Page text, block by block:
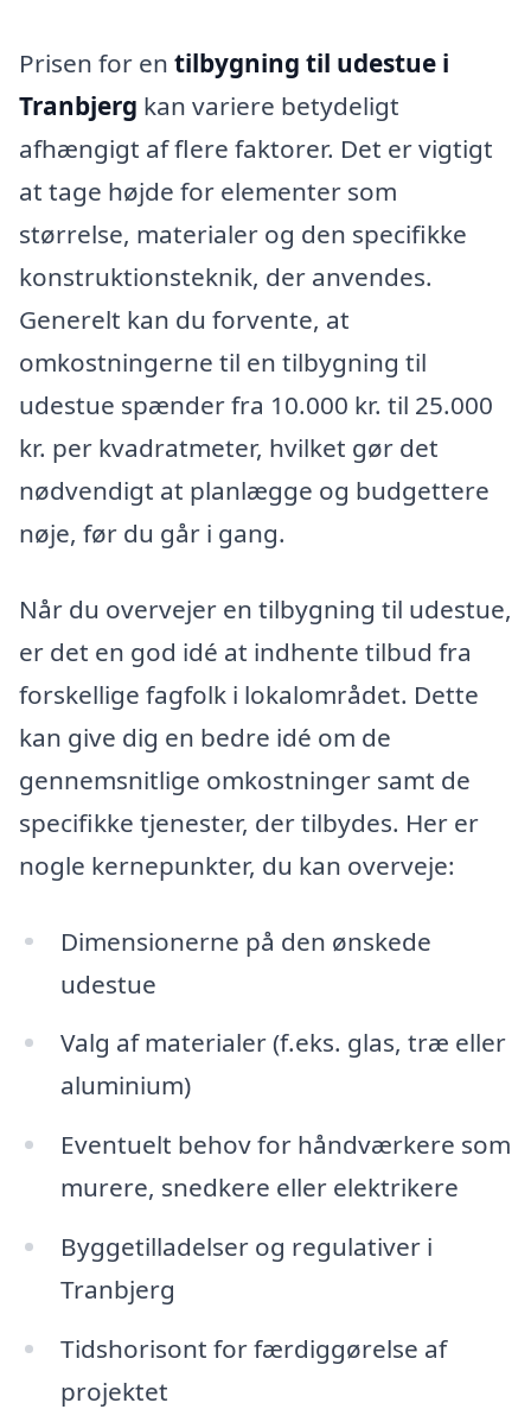
Prisen for en tilbygning til udestue i
Tranbjerg kan variere betydeligt
afhængigt af flere faktorer. Det er vigtigt
at tage højde for elementer som
størrelse, materialer og den specifikke
konstruktionsteknik, der anvendes.
Generelt kan du forvente, at
omkostningerne til en tilbygning til
udestue spænder fra 10.000 kr. til 25.000
kr. per kvadratmeter, hvilket gør det
nødvendigt at planlægge og budgettere
nøje, før du går i gang.
Når du overvejer en tilbygning til udestue,
er det en god idé at indhente tilbud fra
forskellige fagfolk i lokalområdet. Dette
kan give dig en bedre idé om de
gennemsnitlige omkostninger samt de
specifikke tjenester, der tilbydes. Her er
nogle kernepunkter, du kan overveje:
Dimensionerne på den ønskede
udestue
Valg af materialer (f.eks. glas, træ eller
aluminium)
Eventuelt behov for håndværkere som
murere, snedkere eller elektrikere
Byggetilladelser og regulativer i
Tranbjerg
Tidshorisont for færdiggørelse af
projektet